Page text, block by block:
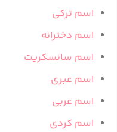
اسم ترکی
اسم دخترانه
اسم سانسکریت
اسم عبری
اسم عربی
اسم کردی